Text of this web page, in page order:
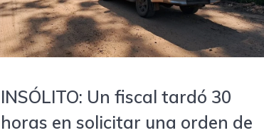
INSÓLITO: Un fiscal tardó 30
horas en solicitar una orden de